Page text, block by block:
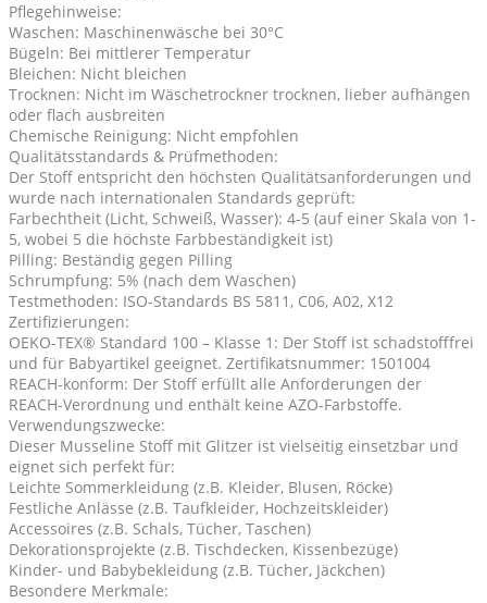
Pflegehinweise:
Waschen: Maschinenwäsche bei 30°C
Bügeln: Bei mittlerer Temperatur
Bleichen: Nicht bleichen
Trocknen: Nicht im Wäschetrockner trocknen, lieber aufhängen
oder flach ausbreiten
Chemische Reinigung: Nicht empfohlen
Qualitätsstandards & Prüfmethoden:
Der Stoff entspricht den höchsten Qualitätsanforderungen und
wurde nach internationalen Standards geprüft:
Farbechtheit (Licht, Schweiß, Wasser): 4-5 (auf einer Skala von 1-
5, wobei 5 die höchste Farbbeständigkeit ist)
Pilling: Beständig gegen Pilling
Schrumpfung: 5% (nach dem Waschen)
Testmethoden: ISO-Standards BS 5811, C06, A02, X12
Zertifizierungen:
OEKO-TEX® Standard 100 – Klasse 1: Der Stoff ist schadstofffrei
und für Babyartikel geeignet. Zertifikatsnummer: 1501004
REACH-konform: Der Stoff erfüllt alle Anforderungen der
REACH-Verordnung und enthält keine AZO-Farbstoffe.
Verwendungszwecke:
Dieser Musseline Stoff mit Glitzer ist vielseitig einsetzbar und
eignet sich perfekt für:
Leichte Sommerkleidung (z.B. Kleider, Blusen, Röcke)
Festliche Anlässe (z.B. Taufkleider, Hochzeitskleider)
Accessoires (z.B. Schals, Tücher, Taschen)
Dekorationsprojekte (z.B. Tischdecken, Kissenbezüge)
Kinder- und Babybekleidung (z.B. Tücher, Jäckchen)
Besondere Merkmale: